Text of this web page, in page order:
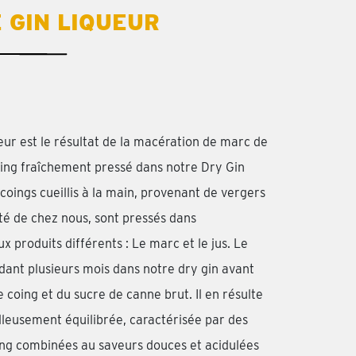
GIN LIQUEUR
est le résultat de la macération de marc de
fraîchement pressé dans notre Dry Gin
cueillis à la main, provenant de vergers
de chez nous, sont pressés dans
produits différents : Le marc et le jus. Le
plusieurs mois dans notre dry gin avant
coing et du sucre de canne brut. Il en résulte
équilibrée, caractérisée par des
combinées au saveurs douces et acidulées